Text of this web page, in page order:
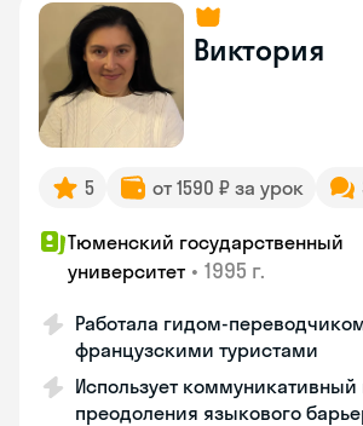
Виктория
5 от 1590 ₽ за урок
Тюменский государственный
университет • 1995 г.
Работала гидом-
французскими туристами
Использует коммуникативный
преодоления языкового